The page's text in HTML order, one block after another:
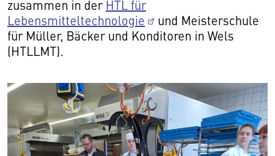
zusammen in der HTL für
Lebensmitteltechnologie
und Meisterschule
für Müller, Bäcker und Konditoren in Wels
(HTLLMT).